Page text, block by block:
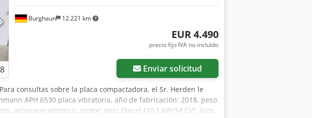
8
Burghaun 12.221 km
EUR 4.490
precio fijo IVA no incluído
Enviar solicitud
consultas sobre la placa compactadora, el Sr. Herden le
APH 6530 placa vibratoria, año de fabricación: 2018, peso
arranque eléctrico, motor: Hatz Diesel [10,1 kW/14 CV], listo